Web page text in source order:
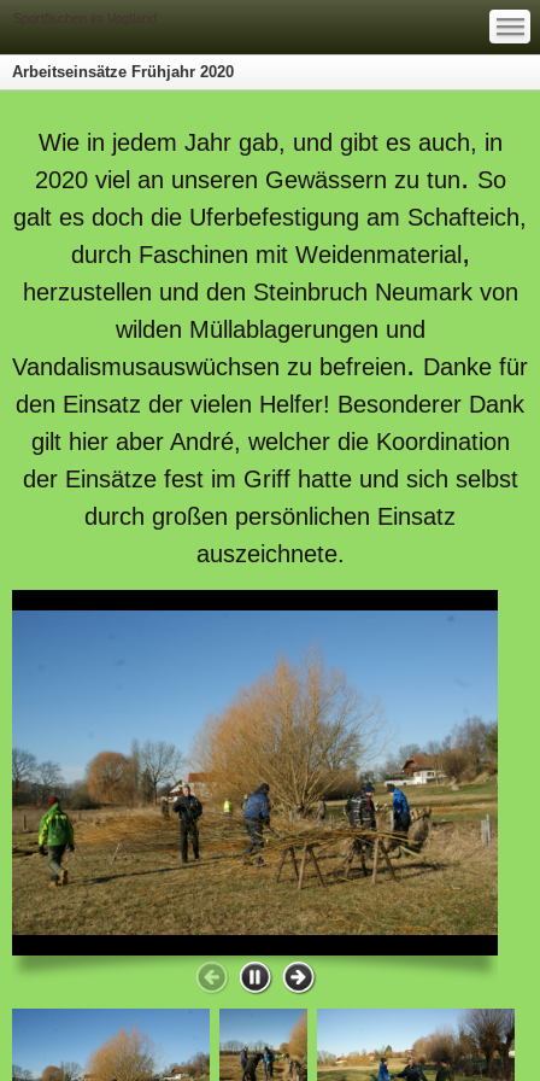
Sportfischen im Vogtland —
—
—
Arbeitseinsätze Frühjahr 2020
Wie in jedem Jahr gab, und gibt es auch, in
2020 viel an unseren Gewässern zu tun. So
galt es doch die Uferbefestigung am Schafteich,
durch Faschinen mit Weidenmaterial ,
herzustellen und den Steinbruch Neumark von
wilden Müllablagerungen und
Vandalismusauswüchsen zu befreien. Danke für
den Einsatz der vielen Helfer! Besonderer Dank
gilt hier aber André, welcher die Koordination
der Einsätze fest im Griff hatte und sich selbst
durch großen persönlichen Einsatz
auszeichnete.